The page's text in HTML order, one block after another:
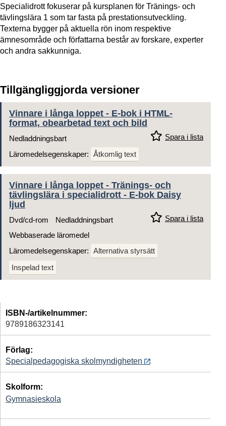
Specialidrott fokuserar på kursplanen för Tränings- och
tävlingslära 1 som tar fasta på prestationsutveckling.
Texterna bygger på aktuella rön inom respektive
ämnesområde och författarna består av forskare, experter
och andra sakkunniga.
Tillgängliggjorda versioner
Vinnare i långa loppet - E-bok i HTML-
format, obearbetad text och bild
Spara i lista
Nedladdningsbart
Läromedelsegenskaper: Åtkomlig text
Vinnare i långa loppet - Tränings- och
tävlingslära i specialidrott - E-bok Daisy
ljud
Spara i lista
Dvd/cd-rom
Nedladdningsbart
Webbaserade läromedel
Läromedelsegenskaper: Alternativa styrsätt
Inspelad text
ISBN-/artikelnummer:
9789186323141
Förlag:
Specialpedagogiska skolmyndigheten
Skolform:
Gymnasieskola